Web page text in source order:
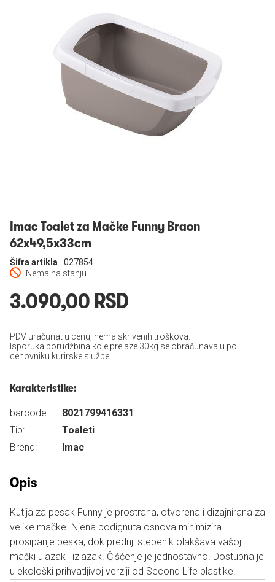
Imac Toalet za Mačke Funny Braon
62x49,5x33cm
Nema na stanju
Šifra artikla 027854
3.090,00 RSD
PDV uračunat u cenu, nema skrivenih troškova.
Isporuka porudžbina koje prelaze 30kg se obračunavaju po
cenovniku kurirske službe.
Karakteristike:
barcode:
8021799416331
Tip:
Toaleti
Brend:
Imac
Opis
Kutija za pesak Funny je prostrana, otvorena i dizajnirana za
velike mačke. Njena podignuta osnova minimizira
prosipanje peska, dok prednji stepenik olakšava vašoj
mački ulazak i izlazak. Čišćenje je jednostavno. Dostupna je
u ekološki prihvatljivoj verziji od Second Life plastike.